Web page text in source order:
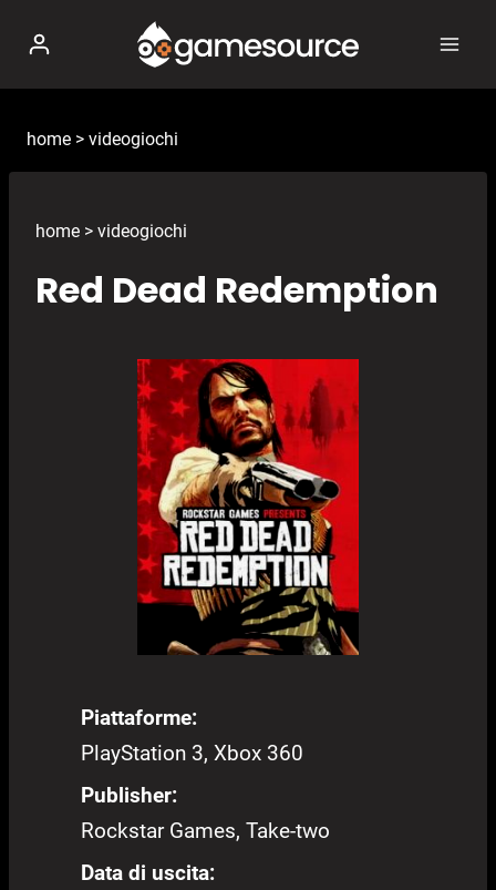
contenuto
home > videogiochi
home > videogiochi
Red Dead Redemption
Piattaforme:
PlayStation 3, Xbox 360
Publisher:
Rockstar Games, Take-two
Data di uscita: